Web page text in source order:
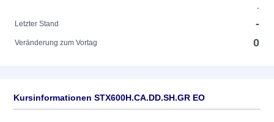
-
Letzter Stand
-
Veränderung zum Vortag 0
Kursinformationen STX600H.CA.DD.SH.GR EO